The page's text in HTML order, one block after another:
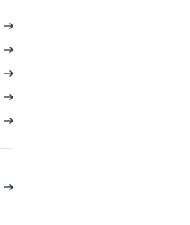





